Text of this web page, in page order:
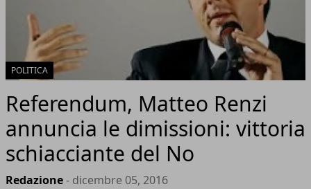
POLITICA
Referendum, Matteo Renzi
annuncia le dimissioni: vittoria
schiacciante del No
Redazione- dicembre 05, 2016